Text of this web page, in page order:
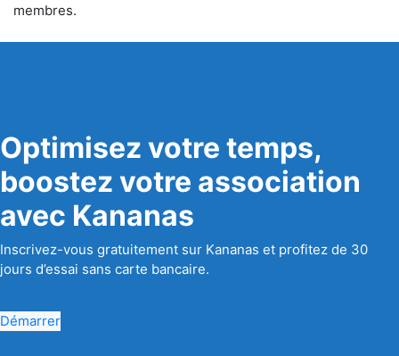
membres.
Optimisez votre temps,
boostez votre association
avec Kananas
Inscrivez-vous gratuitement sur Kananas et profitez de 30
jours d’essai sans carte bancaire.
Démarrer